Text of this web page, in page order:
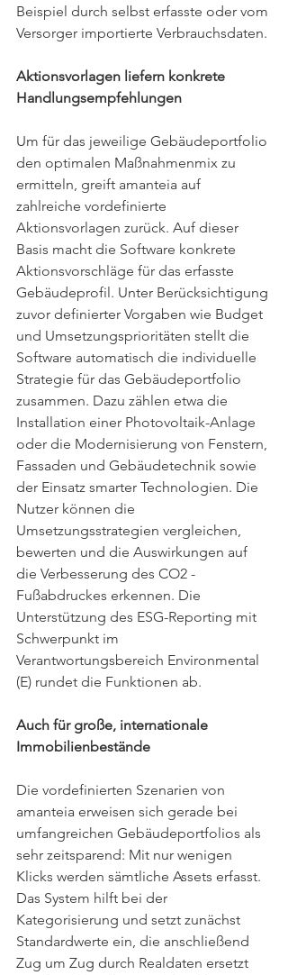
Beispiel durch selbst erfasste oder vom
Versorger importierte Verbrauchsdaten.
Aktionsvorlagen liefern konkrete
Handlungsempfehlungen
Um für das jeweilige Gebäudeportfolio
den optimalen Maßnahmenmix zu
ermitteln, greift amanteia auf
zahlreiche vordefinierte
Aktionsvorlagen zurück. Auf dieser
Basis macht die Software konkrete
Aktionsvorschläge für das erfasste
Gebäudeprofil. Unter Berücksichtigung
zuvor definierter Vorgaben wie Budget
und Umsetzungsprioritäten stellt die
Software automatisch die individuelle
Strategie für das Gebäudeportfolio
zusammen. Dazu zählen etwa die
Installation einer Photovoltaik-Anlage
oder die Modernisierung von Fenstern,
Fassaden und Gebäudetechnik sowie
der Einsatz smarter Technologien. Die
Nutzer können die
Umsetzungsstrategien vergleichen,
bewerten und die Auswirkungen auf
die Verbesserung des CO2 -
Fußabdruckes erkennen. Die
Unterstützung des ESG-Reporting mit
Schwerpunkt im
Verantwortungsbereich Environmental
(E) rundet die Funktionen ab.
Auch für große, internationale
Immobilienbestände
Die vordefinierten Szenarien von
amanteia erweisen sich gerade bei
umfangreichen Gebäudeportfolios als
sehr zeitsparend: Mit nur wenigen
Klicks werden sämtliche Assets erfasst.
Das System hilft bei der
Kategorisierung und setzt zunächst
Standardwerte ein, die anschließend
Zug um Zug durch Realdaten ersetzt